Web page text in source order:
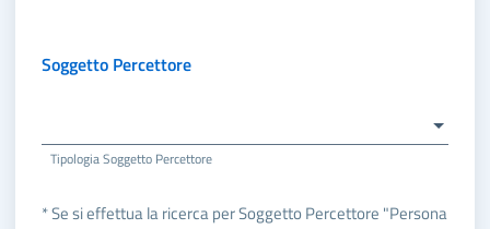
Soggetto Percettore
Tipologia Soggetto Percettore
* Se si effettua la ricerca per Soggetto Percettore "Persona